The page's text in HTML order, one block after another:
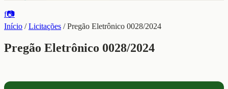
f📷
Início /Licitações /Pregão Eletrônico 0028/2024
Pregão Eletrônico 0028/2024